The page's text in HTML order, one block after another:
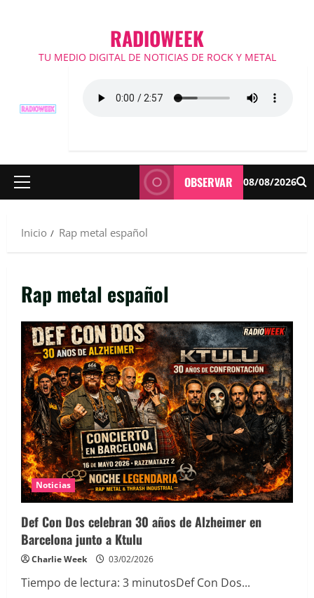
RADIOWEEK
TU MEDIO DIGITAL DE NOTICIAS DE ROCK Y METAL
Menú
OBSERVAR 08/08/2026
Inicio Rap metal español
Rap metal español
Noticias
Def Con Dos celebran 30 años de Alzheimer en
Barcelona junto a Ktulu
Charlie Week 03/02/2026
Tiempo de lectura: 3 minutosDef Con Dos...